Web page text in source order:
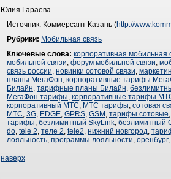
Юлия Гараева
Источник: Коммерсант Казань (http://
Рубрики: Мобильная связь
Ключевые слова: корпоративная мобильная
мобильной связи, форум мобильной связи,
связь россии, новинки сотовой связи,
планы МегаФон, корпоративные тарифы
Билайн, тарифные планы Билайн,
МегаФон тарифы, корпоративные тарифы
корпоративный МТС, МТС тарифы, сотовая
МТС, 3G, EDGE, GPRS, GSM , тарифы сотовые,
тарифы, безлимитный SkyLink, безлимитный
do, tele 2, теле 2, tele2, нижний новгород,
лояльность, программы лояльности, оренбург,
наверх